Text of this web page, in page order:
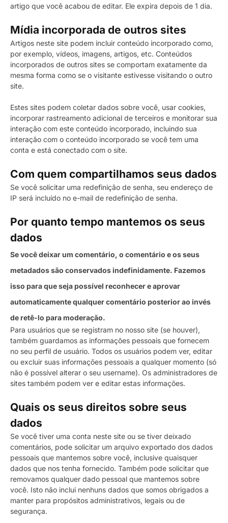
artigo que você acabou de editar. Ele expira depois de 1 dia.
Mídia incorporada de outros sites
Artigos neste site podem incluir conteúdo incorporado como,
por exemplo, vídeos, imagens, artigos, etc. Conteúdos
incorporados de outros sites se comportam exatamente da
mesma forma como se o visitante estivesse visitando o outro
site.
Estes sites podem coletar dados sobre você, usar cookies,
incorporar rastreamento adicional de terceiros e monitorar sua
interação com este conteúdo incorporado, incluindo sua
interação com o conteúdo incorporado se você tem uma
conta e está conectado com o site.
Com quem compartilhamos seus dados
Se você solicitar uma redefinição de senha, seu endereço de
IP será incluído no e-mail de redefinição de senha.
Por quanto tempo mantemos os seus
dados
Se você deixar um comentário, o comentário e os seus
metadados são conservados indefinidamente. Fazemos
isso para que seja possível reconhecer e aprovar
automaticamente qualquer comentário posterior ao invés
de retê-lo para moderação.
Para usuários que se registram no nosso site (se houver),
também guardamos as informações pessoais que fornecem
no seu perfil de usuário. Todos os usuários podem ver, editar
ou excluir suas informações pessoais a qualquer momento (só
não é possível alterar o seu username). Os administradores de
sites também podem ver e editar estas informações.
Quais os seus direitos sobre seus
dados
Se você tiver uma conta neste site ou se tiver deixado
comentários, pode solicitar um arquivo exportado dos dados
pessoais que mantemos sobre você, inclusive quaisquer
dados que nos tenha fornecido. Também pode solicitar que
removamos qualquer dado pessoal que mantemos sobre
você. Isto não inclui nenhuns dados que somos obrigados a
manter para propósitos administrativos, legais ou de
segurança.